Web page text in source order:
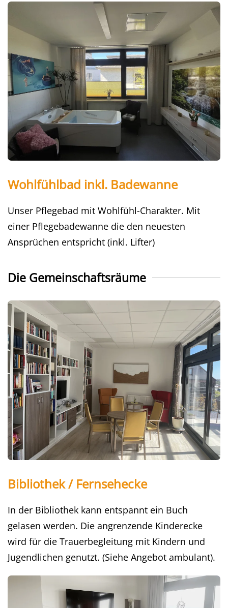
Wohlfühlbad inkl. Badewanne
Unser Pflegebad mit Wohlfühl-Charakter. Mit
einer Pflegebadewanne die den neuesten
Ansprüchen entspricht (inkl. Lifter)
Die Gemeinschaftsräume
Bibliothek / Fernsehecke
In der Bibliothek kann entspannt ein Buch
gelasen werden. Die angrenzende Kinderecke
wird für die Trauerbegleitung mit Kindern und
Jugendlichen genutzt. (Siehe Angebot ambulant).